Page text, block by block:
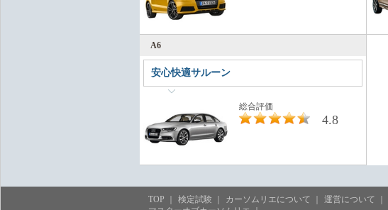
A6
安心快適サルーン
総合評価
4.8
TOP 検定試験 カーソムリエについて 運営について